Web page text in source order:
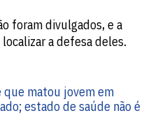
foram divulgados, e a
a defesa deles.
matou jovem em
estado de saúde não é